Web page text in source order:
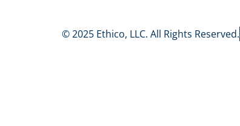
© 2025 Ethico, LLC. All Rights Reserved.